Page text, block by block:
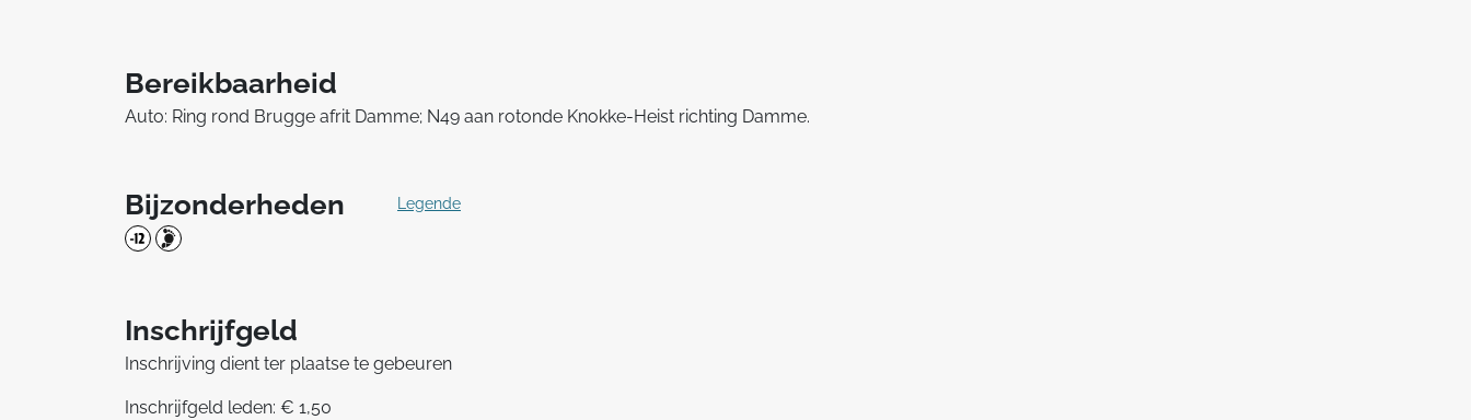
Bereikbaarheid
Auto: Ring rond Brugge afrit Damme; N49 aan rotonde Knokke-Heist richting Damme.
Bijzonderheden Legende
Inschrijfgeld
Inschrijving dient ter plaatse te gebeuren
Inschrijfgeld leden: € 1,50